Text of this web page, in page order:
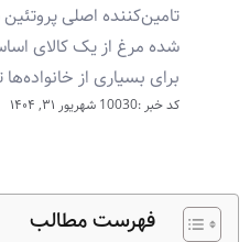
تامین‌کننده اصلی
شده مرغ از یک کالای
برای بسیاری از
کد خبر :10030 شهریور ۳۱, ۱۴۰۴
فهرست مطالب